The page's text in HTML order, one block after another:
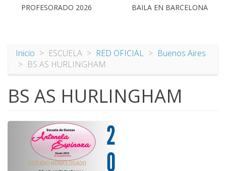
PROFESORADO 2026 BAILA EN BARCELONA
Inicio ESCUELA RED OFICIAL
Buenos Aires
BS AS HURLINGHAM
BS AS HURLINGHAM